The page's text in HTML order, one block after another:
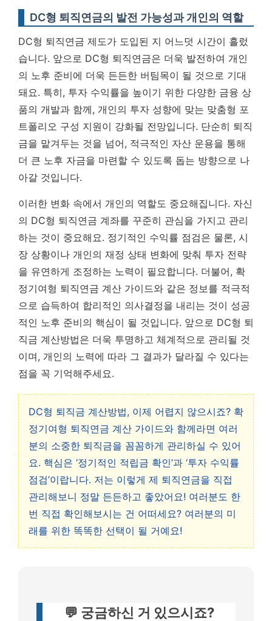
DC형 퇴직연금의 발전 가능성과 개인의 역할
DC형 퇴직연금 제도가 도입된 지 어느덧 시간이 흘렀
습니다. 앞으로 DC형 퇴직연금은 더욱 발전하여 개인
의 노후 준비에 더욱 든든한 버팀목이 될 것으로 기대
돼요. 특히, 투자 수익률을 높이기 위한 다양한 금융 상
품의 개발과 함께, 개인의 투자 성향에 맞는 맞춤형 포
트폴리오 구성 지원이 강화될 전망입니다. 단순히 퇴직
금을 맡겨두는 것을 넘어, 적극적인 자산 운용을 통해
더 큰 노후 자금을 마련할 수 있도록 돕는 방향으로 나
아갈 것입니다.
이러한 변화 속에서 개인의 역할도 중요해집니다. 자신
의 DC형 퇴직연금 계좌를 꾸준히 관심을 가지고 관리
하는 것이 중요해요. 정기적인 수익률 점검은 물론, 시
장 상황이나 개인의 재정 상태 변화에 맞춰 투자 전략
을 유연하게 조정하는 노력이 필요합니다. 더불어, 확
정기여형 퇴직연금 계산 가이드와 같은 정보를 적극적
으로 습득하여 합리적인 의사결정을 내리는 것이 성공
적인 노후 준비의 핵심이 될 것입니다. 앞으로 DC형 퇴
직금 계산방법은 더욱 투명하고 체계적으로 관리될 것
이며, 개인의 노력에 따라 그 결과가 달라질 수 있다는
점을 꼭 기억해주세요.
DC형 퇴직금 계산방법, 이제 어렵지 않으시죠? 확
정기여형 퇴직연금 계산 가이드와 함께라면 여러
분의 소중한 퇴직금을 꼼꼼하게 관리하실 수 있어
요. 핵심은 ‘정기적인 적립금 확인’과 ‘투자 수익률
점검’이랍니다. 저는 이렇게 제 퇴직연금을 직접
관리해보니 정말 든든하고 좋았어요! 여러분도 한
번 직접 확인해보시는 건 어떠세요? 여러분의 미
래를 위한 똑똑한 선택이 될 거예요!
💬 궁금하신 거 있으시죠?